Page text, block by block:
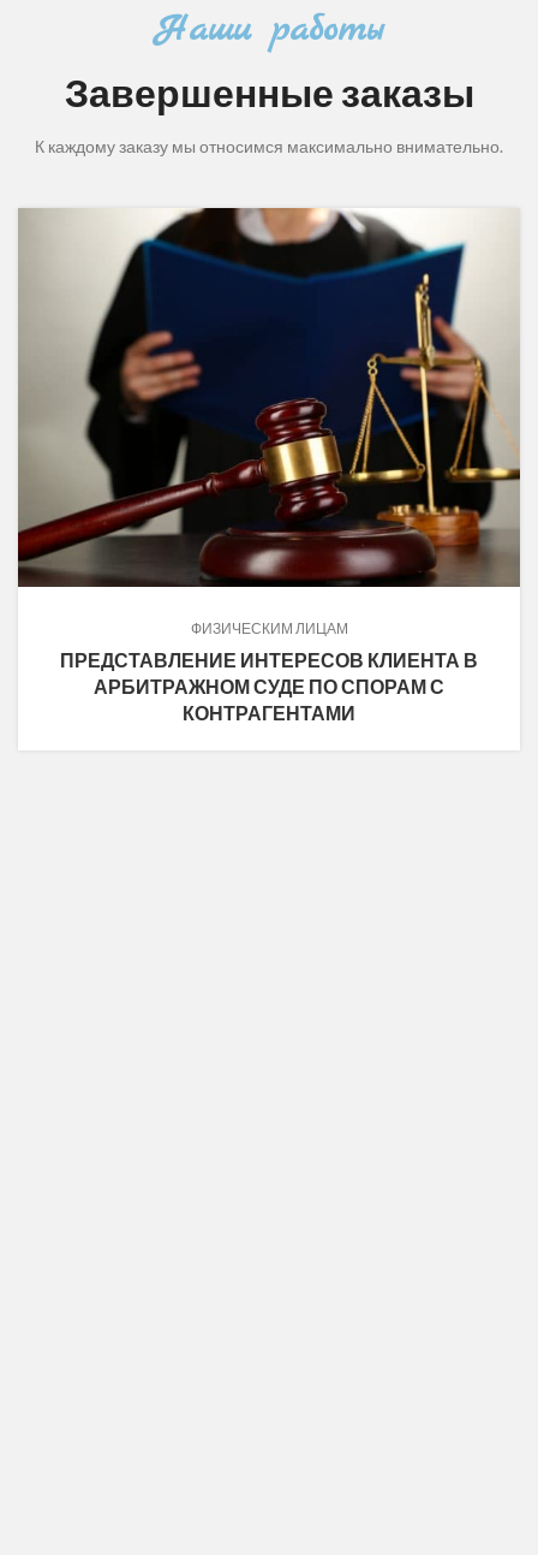
Наши работы
Завершенные заказы
К каждому заказу мы относимся максимально внимательно.
ФИЗИЧЕСКИМ ЛИЦАМ
ПРЕДСТАВЛЕНИЕ ИНТЕРЕСОВ КЛИЕНТА В
АРБИТРАЖНОМ СУДЕ ПО СПОРАМ С
КОНТРАГЕНТАМИ